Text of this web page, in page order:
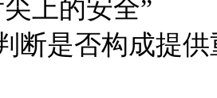
上的安全”
断是否构成提